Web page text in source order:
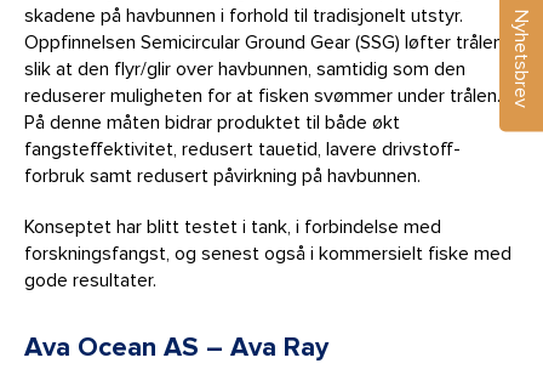
skadene på havbunnen i forhold til tradisjonelt utstyr.
Oppfinnelsen Semicircular Ground Gear (SSG) løfter trålen
slik at den flyr/glir over havbunnen, samtidig som den
reduserer muligheten for at fisken svømmer under trålen.
På denne måten bidrar produktet til både økt
fangsteffektivitet, redusert tauetid, lavere drivstoff-
forbruk samt redusert påvirkning på havbunnen.
Konseptet har blitt testet i tank, i forbindelse med
forskningsfangst, og senest også i kommersielt fiske med
gode resultater.
Ava Ocean AS – Ava Ray
Nyhetsbrev